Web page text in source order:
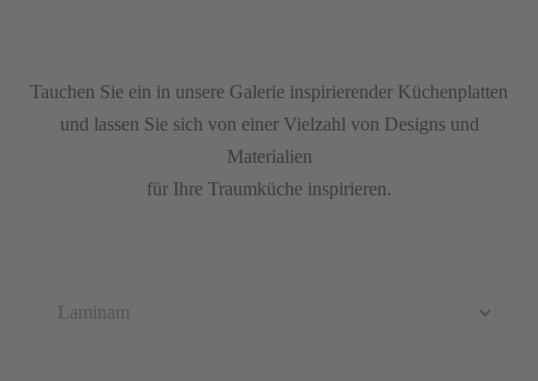
Tauchen Sie ein in unsere Galerie inspirierender Küchenplatten
und lassen Sie sich von einer Vielzahl von Designs und
Materialien
für Ihre Traumküche inspirieren.